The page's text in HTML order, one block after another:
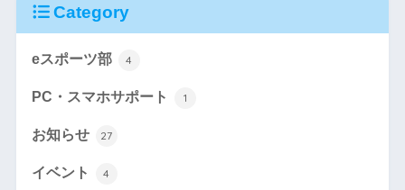
Category
eスポーツ部 4
PC・スマホサポート 1
お知らせ 27
イベント 4